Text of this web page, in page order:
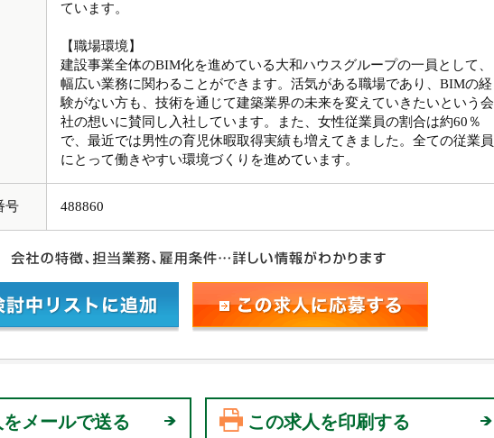
ています。
【職場環境】
建設事業全体のBIM化を進めている大和ハウスグループの一員として、
幅広い業務に関わることができます。活気がある職場であり、BIMの経
験がない方も、技術を通じて建築業界の未来を変えていきたいという会
社の想いに賛同し入社しています。また、女性従業員の割合は約60％
で、最近では男性の育児休暇取得実績も増えてきました。全ての従業員
にとって働きやすい環境づくりを進めています。
号 488860
メールで送る この求人を印刷する